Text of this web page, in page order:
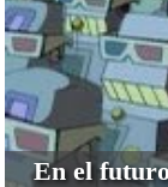
En el